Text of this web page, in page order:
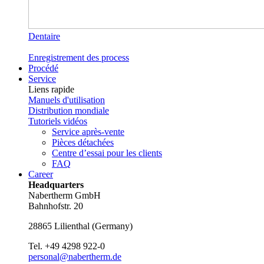
Dentaire
Enregistrement des process
Procédé
Service
Liens rapide
Manuels d'utilisation
Distribution mondiale
Tutoriels vidéos
Service après-vente
Pièces détachées
Centre d’essai pour les clients
FAQ
Career
Headquarters
Nabertherm GmbH
Bahnhofstr. 20
28865 Lilienthal (Germany)
Tel. +49 4298 922-0
personal@nabertherm.de